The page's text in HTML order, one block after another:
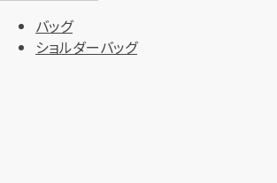
バッグ
ショルダーバッグ